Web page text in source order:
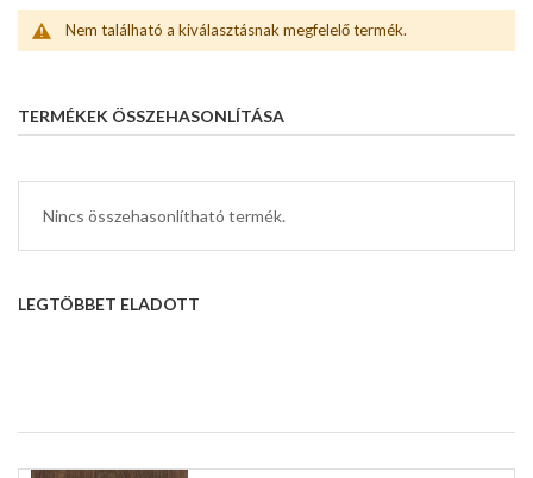
Nem található a kiválasztásnak megfelelő termék.
TERMÉKEK ÖSSZEHASONLÍTÁSA
Nincs összehasonlítható termék.
LEGTÖBBET ELADOTT